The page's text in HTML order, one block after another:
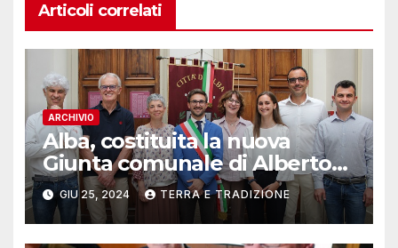
Articoli correlati
ARCHIVIO
Alba, costituita la nuova
Giunta comunale di Alberto
Gatto
GIU 25, 2024 TERRA E TRADIZIONE